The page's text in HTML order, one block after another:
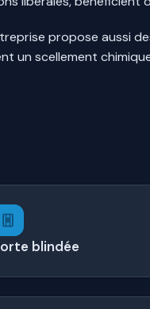
propose aussi
un scellement
blindée